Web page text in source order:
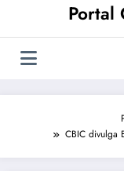
Portal
CBIC divulga